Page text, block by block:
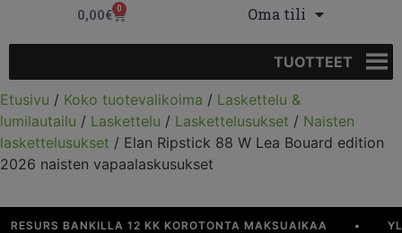
0,00€ 0 Oma tili
TUOTTEET
Etusivu / Koko tuotevalikoima / Laskettelu &
lumilautailu / Laskettelu / Laskettelusukset / Naisten
laskettelusukset / Elan Ripstick 88 W Lea Bouard edition
2026 naisten vapaalaskusukset
BANKILLA 12 KK KOROTONTA MAKSUAIKAA YLI